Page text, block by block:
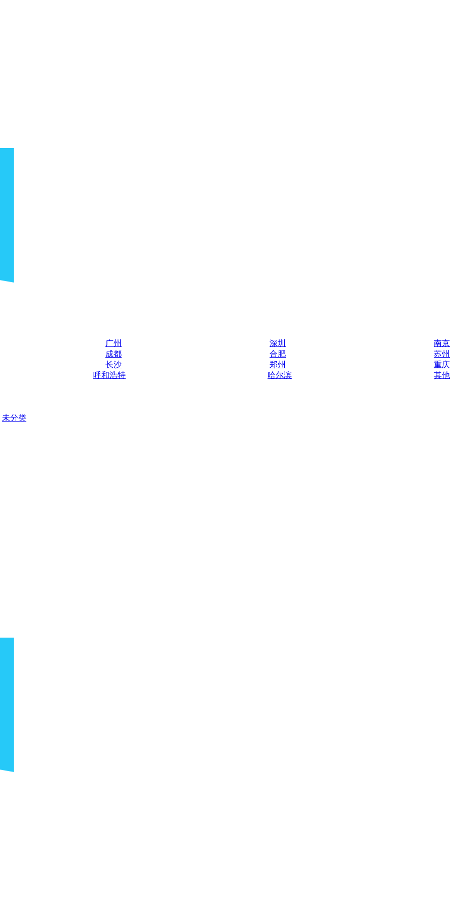
广州 深圳
南京
成都 合肥
苏州
长沙 郑州
重庆
呼和浩特 哈尔滨
其他
未分类